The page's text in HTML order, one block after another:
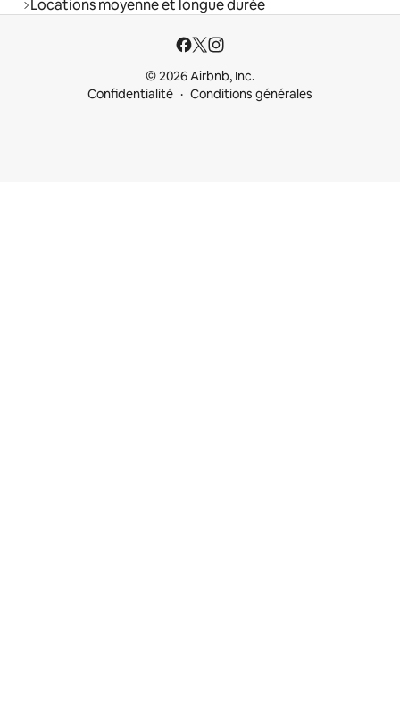
Locations moyenne et longue durée
© 2026 Airbnb, Inc.
Confidentialité
Conditions générales